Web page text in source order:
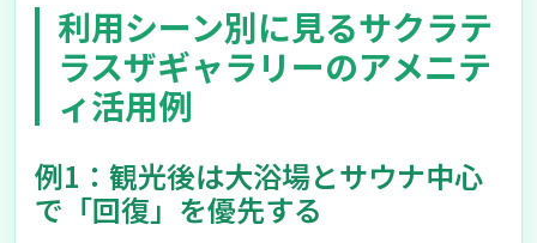
利用シーン別に見るサクラテ
ラスザギャラリーのアメニテ
ィ活用例
例1：観光後は大浴場とサウナ中心
で「回復」を優先する